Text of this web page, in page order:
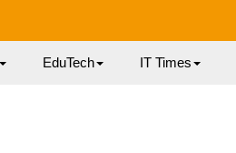
EduTech IT Times